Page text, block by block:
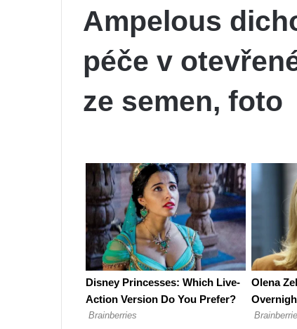
Ampelous
péče v
ze semen, foto